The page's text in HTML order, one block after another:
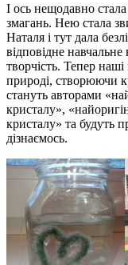
І ось нещодавно
змагань. Нею стала
Наталя і тут дала
відповідне навчальне
творчість. Тепер
природі, створюючи
стануть авторами
кристалу»,
кристалу» та будуть
дізнаємось.